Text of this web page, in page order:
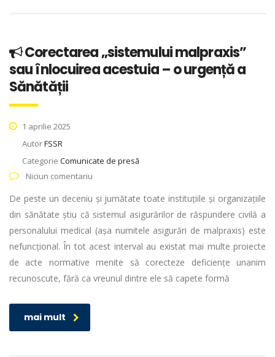
Corectarea „sistemului malpraxis”
sau înlocuirea acestuia – o urgență a
Sănătății
1 aprilie 2025
AutorFSSR
Categorie Comunicate de presă
Niciun comentariu
De peste un deceniu și jumătate toate instituțiile și organizațiile
din sănătate știu că sistemul asigurărilor de răspundere civilă a
personalului medical (așa numitele asigurări de malpraxis) este
nefuncțional. În tot acest interval au existat mai multe proiecte
de acte normative menite să corecteze deficiențe unanim
recunoscute, fără ca vreunul dintre ele să capete formă
mai mult